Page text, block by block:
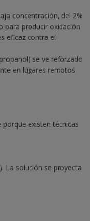
concentración, del 2%
para producir oxidación.
eficaz contra el
se ve reforzado
en lugares remotos
existen técnicas
La solución se proyecta